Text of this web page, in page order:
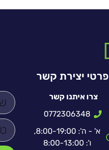
פרטי יצירת קשר
צרו איתנו קשר
0772306348
א' - ה': 8:00-19:00,
ו': 8:00-13:00